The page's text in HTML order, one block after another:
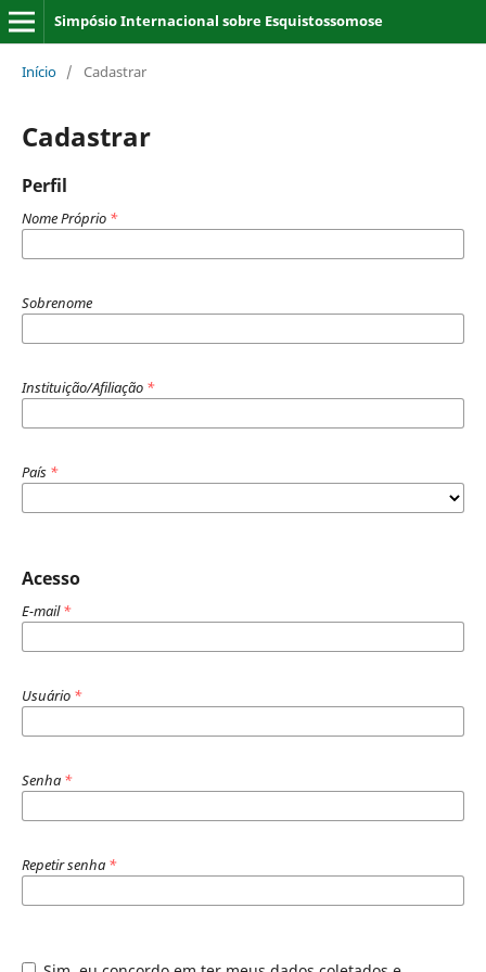
Simpósio Internacional sobre Esquistossomose
Início / Cadastrar
Cadastrar
Perfil
Nome Próprio *
Sobrenome
Instituição/Afiliação *
País *
Acesso
E-mail*
Usuário *
Senha *
Repetir senha *